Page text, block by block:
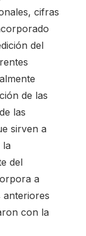
cifras
del
de las
las
sirven a
la
del
a
anteriores
con la